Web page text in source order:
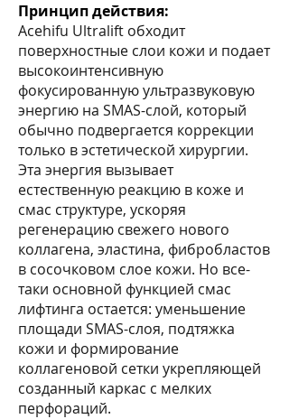
Принцип действия:
Acehifu Ultralift обходит
поверхностные слои кожи и подает
высокоинтенсивную
фокусированную ультразвуковую
энергию на SMAS-слой, который
обычно подвергается коррекции
только в эстетической хирургии.
Эта энергия вызывает
естественную реакцию в коже и
смас структуре, ускоряя
регенерацию свежего нового
коллагена, эластина, фибробластов
в сосочковом слое кожи. Но все-
таки основной функцией смас
лифтинга остается: уменьшение
площади SMAS-слоя, подтяжка
кожи и формирование
коллагеновой сетки укрепляющей
созданный каркас с мелких
перфораций.